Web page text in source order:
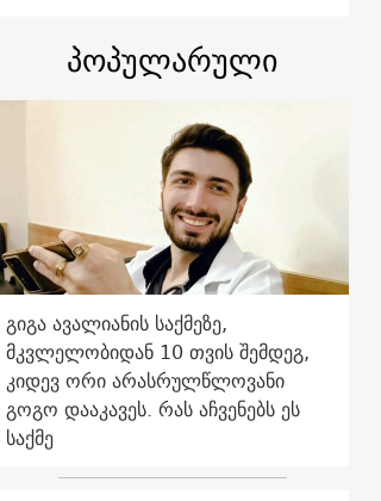
პოპულარული
გიგა ავალიანის საქმეზე,
მკვლელობიდან 10 თვის შემდეგ,
კიდევ ორი არასრულწლოვანი
გოგო დააკავეს. რას აჩვენებს ეს
საქმე